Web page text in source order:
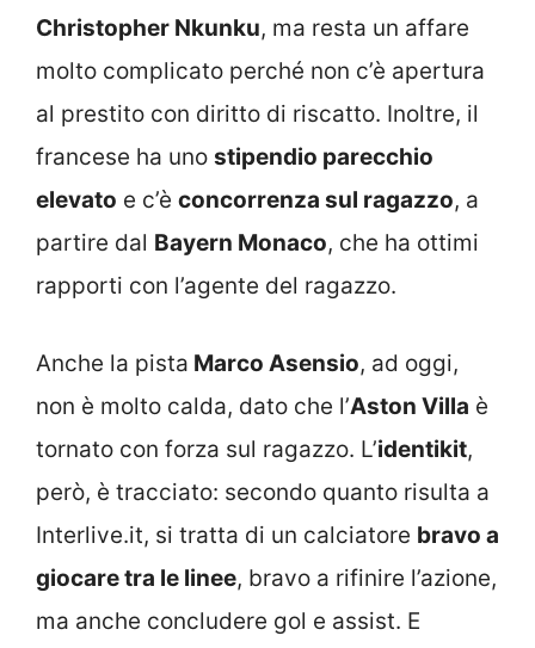
Christopher Nkunku, ma resta un affare
molto complicato perché non c’è apertura
al prestito con diritto di riscatto. Inoltre, il
francese ha uno stipendio parecchio
elevato e c’è concorrenza sul ragazzo, a
partire dal Bayern Monaco, che ha ottimi
rapporti con l’agente del ragazzo.
Anche la pista Marco Asensio, ad oggi,
non è molto calda, dato che l’Aston Villa è
tornato con forza sul ragazzo. L’identikit,
però, è tracciato: secondo quanto risulta a
Interlive.it, si tratta di un calciatore bravo a
giocare tra le linee, bravo a rifinire l’azione,
ma anche concludere gol e assist. E